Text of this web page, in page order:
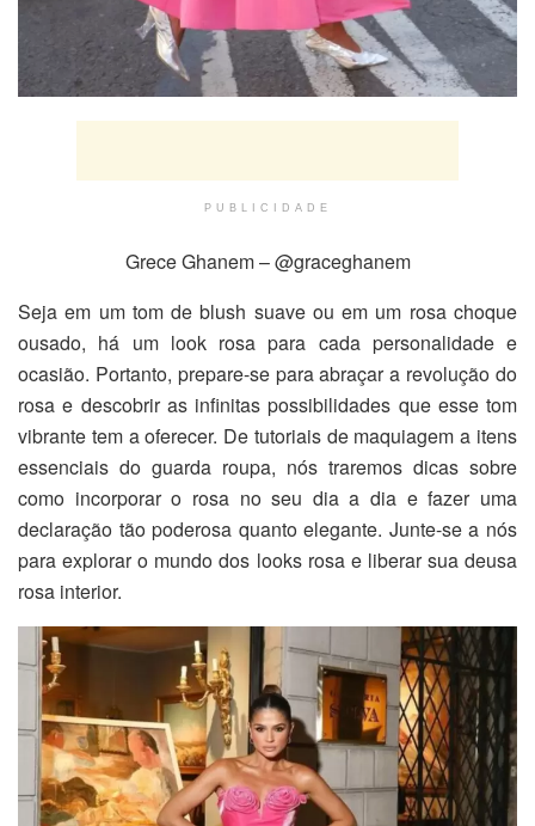
PUBLICIDADE
Grece Ghanem – @graceghanem
Seja em um tom de blush suave ou em um rosa choque
ousado, há um look rosa para cada personalidade e
ocasião. Portanto, prepare-se para abraçar a revolução do
rosa e descobrir as infinitas possibilidades que esse tom
vibrante tem a oferecer. De tutoriais de maquiagem a itens
essenciais do guarda roupa, nós traremos dicas sobre
como incorporar o rosa no seu dia a dia e fazer uma
declaração tão poderosa quanto elegante. Junte-se a nós
para explorar o mundo dos looks rosa e liberar sua deusa
rosa interior.